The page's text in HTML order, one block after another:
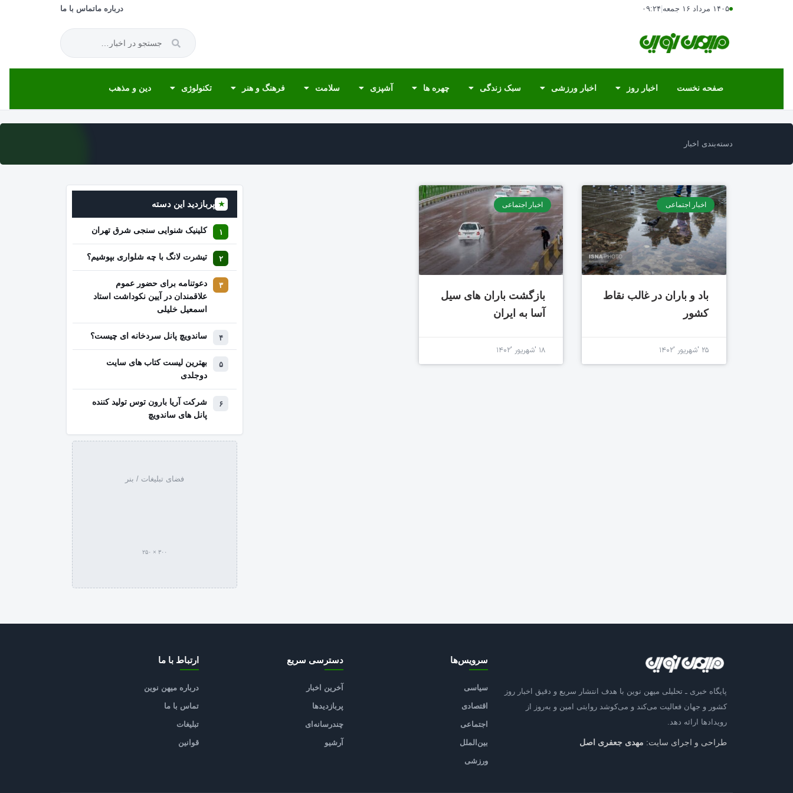
۱۴۰۵ مرداد ۱۶ جمعه ۰۹:۲۴ درباره ماتماس با ما
صفحه نخست اخبار روز اخبار ورزشی سبک زندگی چهره ها آشپزی سلامت فرهنگ و هنر تکنولوژی دین و مذهب
دسته‌بندی اخبار
اخبار اجتماعی
باد و باران در غالب نقاط
کشور
۲۵ 'شهریور '۱۴۰۲
اخبار اجتماعی
بازگشت باران های سیل
آسا به ایران
۱۸ 'شهریور '۱۴۰۲
★ پربازدید این دسته
کلینیک شنوایی سنجی شرق تهران
تیشرت لانگ با چه شلواری بپوشیم؟
دعوتنامه برای حضور عموم
علاقمندان در آیین نکوداشت استاد
اسمعیل خلیلی
ساندویچ پانل سردخانه ای چیست؟
بهترین لیست کتاب‌ های سایت
دوجلدی
شرکت آریا بارون توس تولید کننده
پانل های ساندویچ
فضای تبلیغات / بنر
۳۰۰ × ۲۵۰
پایگاه خبری ـ تحلیلی میهن نوین با هدف انتشار سریع و دقیق اخبار روز
کشور و جهان فعالیت می‌کند و می‌کوشد روایتی امین و به‌روز از
رویدادها ارائه دهد.
طراحی و اجرای سایت: مهدی جعفری اصل
سرویس‌ها
سیاسی
اقتصادی
اجتماعی
بین‌الملل
ورزشی
دسترسی سریع
آخرین اخبار
پربازدیدها
چندرسانه‌ای
آرشیو
ارتباط با ما
درباره میهن نوین
تماس با ما
تبلیغات
قوانین